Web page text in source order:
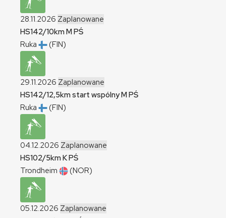
28.11.2026 Zaplanowane
HS142/10kmMPŚ
Ruka
(FIN)
29.11.2026 Zaplanowane
HS142/12,5km start wspólnyMPŚ
Ruka
(FIN)
04.12.2026 Zaplanowane
HS102/5kmKPŚ
Trondheim
(NOR)
05.12.2026 Zaplanowane